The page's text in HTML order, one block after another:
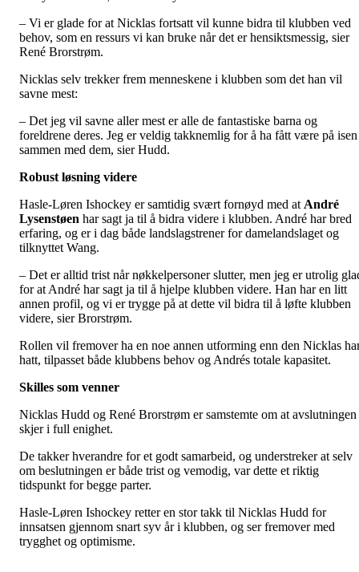
– Vi er glade for at Nicklas fortsatt vil kunne bidra til klubben ved
behov, som en ressurs vi kan bruke når det er hensiktsmessig, sier
René Brorstrøm.
Nicklas selv trekker frem menneskene i klubben som det han vil
savne mest:
– Det jeg vil savne aller mest er alle de fantastiske barna og
foreldrene deres. Jeg er veldig takknemlig for å ha fått være på isen
sammen med dem, sier Hudd.
Robust løsning videre
Hasle-Løren Ishockey er samtidig svært fornøyd med at André
Lysenstøen har sagt ja til å bidra videre i klubben. André har bred
erfaring, og er i dag både landslagstrener for damelandslaget og
tilknyttet Wang.
– Det er alltid trist når nøkkelpersoner slutter, men jeg er utrolig
for at André har sagt ja til å hjelpe klubben videre. Han har en litt
annen profil, og vi er trygge på at dette vil bidra til å løfte klubben
videre, sier Brorstrøm.
Rollen vil fremover ha en noe annen utforming enn den Nicklas
hatt, tilpasset både klubbens behov og Andrés totale kapasitet.
Skilles som venner
Nicklas Hudd og René Brorstrøm er samstemte om at avslutningen
skjer i full enighet.
De takker hverandre for et godt samarbeid, og understreker at selv
om beslutningen er både trist og vemodig, var dette et riktig
tidspunkt for begge parter.
Hasle-Løren Ishockey retter en stor takk til Nicklas Hudd for
innsatsen gjennom snart syv år i klubben, og ser fremover med
trygghet og optimisme.